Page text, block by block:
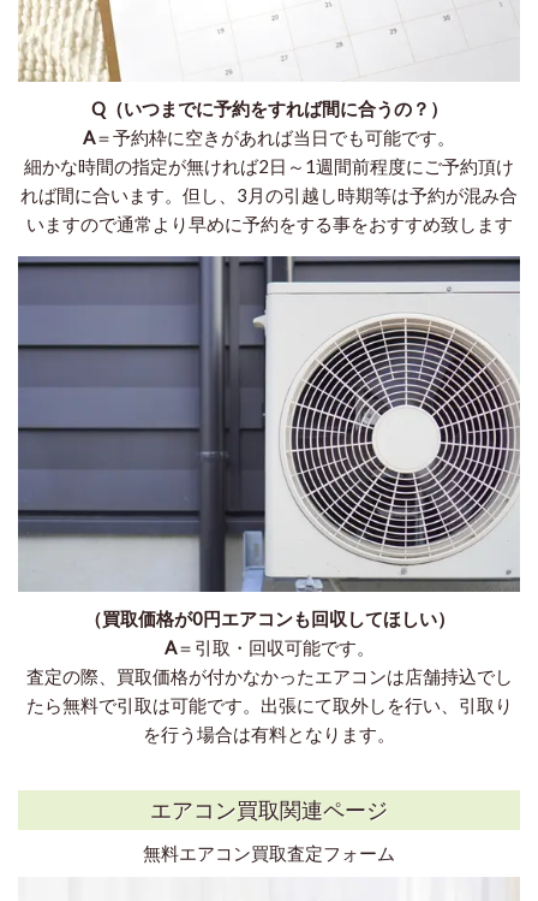
Q（いつまでに予約をすれば間に合うの？）
A＝予約枠に空きがあれば当日でも可能です。
細かな時間の指定が無ければ2日～1週間前程度にご予約頂け
れば間に合います。但し、3月の引越し時期等は予約が混み合
いますので通常より早めに予約をする事をおすすめ致します
（買取価格が0円エアコンも回収してほしい）
A＝引取・回収可能です。
査定の際、買取価格が付かなかったエアコンは店舗持込でし
たら無料で引取は可能です。出張にて取外しを行い、引取り
を行う場合は有料となります。
エアコン買取関連ページ
無料エアコン買取査定フォーム